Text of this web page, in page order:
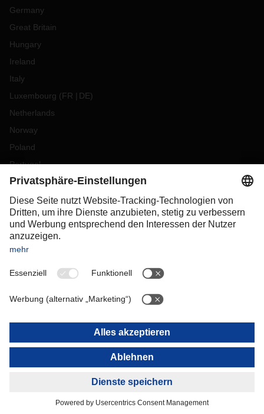
Germany
Great Britain
Hungary
Ireland
Italy
Luxembourg (FR DE)
Netherlands
Norway
Poland
Portugal
Romania
Slovakia
Spain
Sweden
Switzerland
OCEANIA